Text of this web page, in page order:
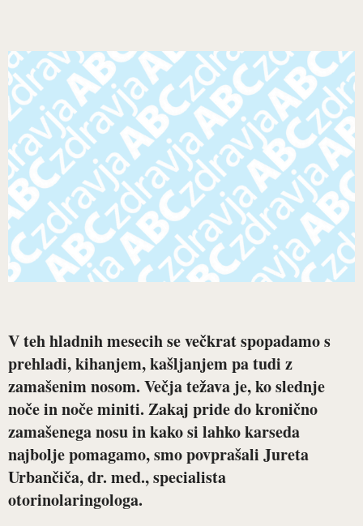
V teh hladnih mesecih se večkrat spopadamo s
prehladi, kihanjem, kašljanjem pa tudi z
zamašenim nosom. Večja težava je, ko slednje
noče in noče miniti. Zakaj pride do kronično
zamašenega nosu in kako si lahko karseda
najbolje pomagamo, smo povprašali Jureta
Urbančiča, dr. med., specialista
otorinolaringologa.